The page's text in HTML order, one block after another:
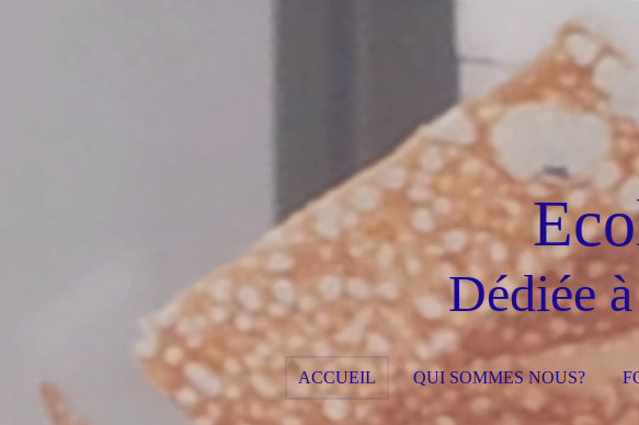
Dédiée
ACCUEIL QUI SOMMES NOUS?